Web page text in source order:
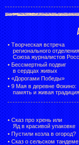
• Творческая встреча
регионального отделения
Союза журналистов
• Бессмертный подвиг
в сердцах живых
• «Дорогами Победы»
• 9 Мая в деревне Фокино:
память и живая традиция
• Сказ про хрень или
Яд в красивой упаковке
• Пустили козла в огород?
• Сказ о сельском тандеме